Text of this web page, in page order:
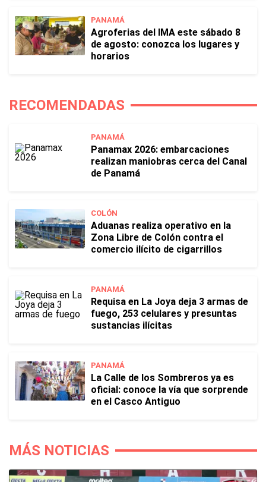
PANAMÁ
Agroferias del IMA este sábado 8
de agosto: conozca los lugares y
horarios
RECOMENDADAS
PANAMÁ
Panamax 2026: embarcaciones
realizan maniobras cerca del Canal
de Panamá
COLÓN
Aduanas realiza operativo en la
Zona Libre de Colón contra el
comercio ilícito de cigarrillos
PANAMÁ
Requisa en La Joya deja 3 armas de
fuego, 253 celulares y presuntas
sustancias ilícitas
PANAMÁ
La Calle de los Sombreros ya es
oficial: conoce la vía que sorprende
en el Casco Antiguo
MÁS NOTICIAS